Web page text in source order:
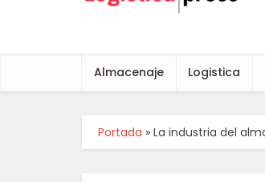
Almacenaje Logistica
Portada » La industria del